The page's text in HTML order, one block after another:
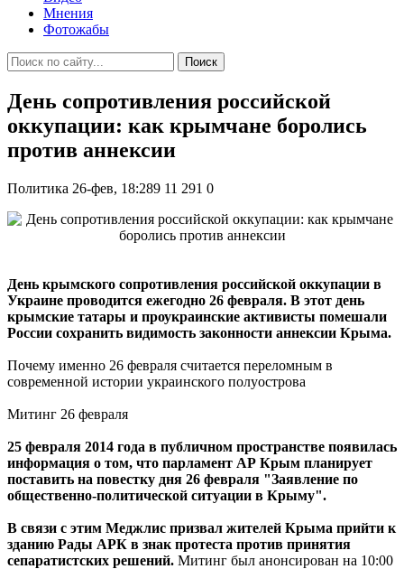
Мнения
Фотожабы
Поиск
День сопротивления российской
оккупации: как крымчане боролись
против аннексии
Политика 26-фев, 18:289 11 291 0
День крымского сопротивления российской оккупации в
Украине проводится ежегодно 26 февраля. В этот день
крымские татары и проукраинские активисты помешали
России сохранить видимость законности аннексии Крыма.
Почему именно 26 февраля считается переломным в
современной истории украинского полуострова
Митинг 26 февраля
25 февраля 2014 года в публичном пространстве появилась
информация о том, что парламент АР Крым планирует
поставить на повестку дня 26 февраля "Заявление по
общественно-политической ситуации в Крыму".
В связи с этим Меджлис призвал жителей Крыма прийти к
зданию Рады АРК в знак протеста против принятия
сепаратистских решений. Митинг был анонсирован на 10:00